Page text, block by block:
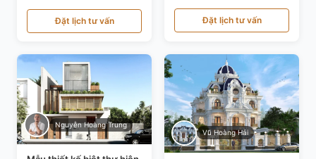
tại Bắc Ninh KT20084
Đặt lịch tư vấn
tại Thanh Hóa KT20071
Đặt lịch tư vấn
Nguyễn Hoàng Trung
Vũ Hoàng Hải